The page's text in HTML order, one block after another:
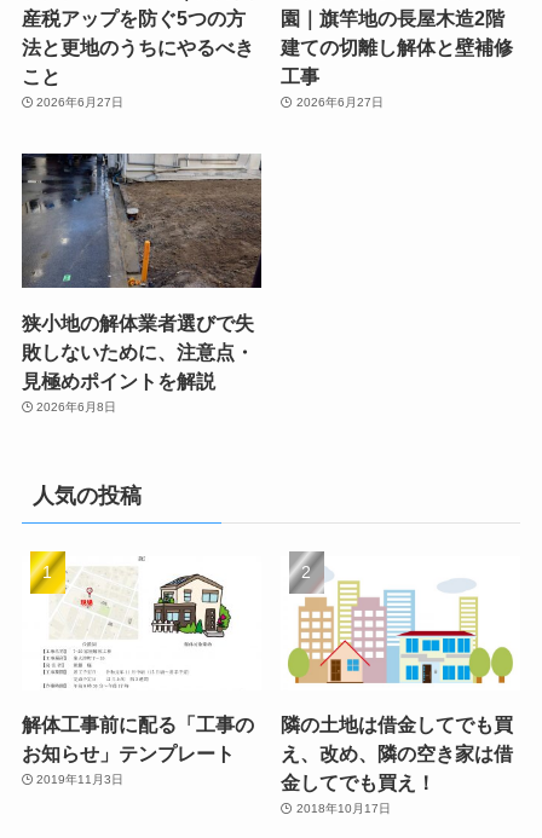
産税アップを防ぐ5つの方
法と更地のうちにやるべき
こと
2026年6月27日
園｜旗竿地の長屋木造2階
建ての切離し解体と壁補修
工事
2026年6月27日
狭小地の解体業者選びで失
敗しないために、注意点・
見極めポイントを解説
2026年6月8日
人気の投稿
解体工事前に配る「工事の
お知らせ」テンプレート
2019年11月3日
隣の土地は借金してでも買
え、改め、隣の空き家は借
金してでも買え！
2018年10月17日